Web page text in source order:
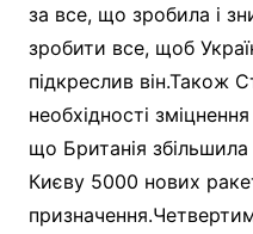
за все, що зробила і
зробити все, щоб
підкреслив він.Також
необхідності
що Британія
Києву 5000 нових